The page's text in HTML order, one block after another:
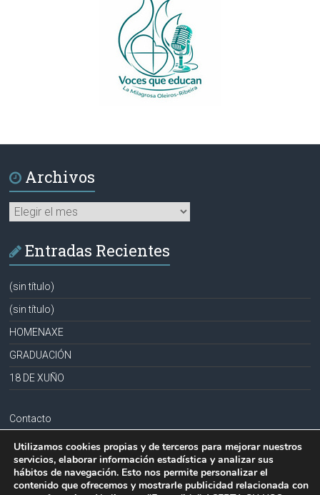
Archivos
Archivos
Entradas Recientes
(sin título)
(sin título)
HOMENAXE
GRADUACIÓN
18 DE XUÑO
Contacto
Aviso legal
Política de privacidad
Política de cookies
Utilizamos cookies propias y de terceros para mejorar nuestros
servicios, elaborar información estadística y analizar sus
hábitos de navegación. Esto nos permite personalizar el
contenido que ofrecemos y mostrarle publicidad relacionada con